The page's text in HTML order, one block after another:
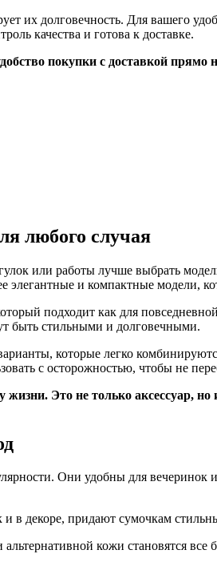
их долговечность. Для вашего
качества и готова к доставке.
покупки с доставкой прямо
любого случая
или работы лучше выбрать
элегантные и компактные модели,
подходит как для
быть стильными и долговечными.
которые легко
с осторожностью, чтобы не
Это не только аксессуар,
Они удобны для вечеринок
в декоре, придают сумочкам
кожи становятся